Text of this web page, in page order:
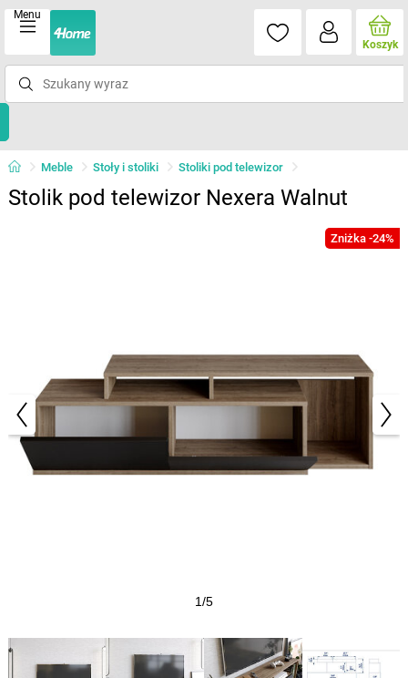
Menu
Koszyk
Meble Stoły i stoliki Stoliki pod telewizor
Stolik pod telewizor Nexera Walnut
Zniżka -24%
1/5